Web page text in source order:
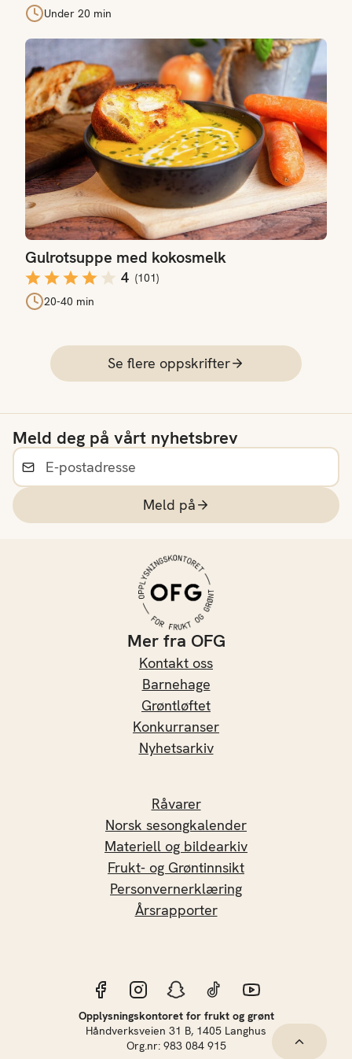
Under 20 min
Gulrotsuppe med kokosmelk
4 (101)
20-40 min
Gulrotsuppe med kokosmelk
Se flere oppskrifter
Meld deg på vårt nyhetsbrev
Meld på
Mer fra OFG
Kontakt oss
Barnehage
Grøntløftet
Konkurranser
Nyhetsarkiv
Råvarer
Norsk sesongkalender
Materiell og bildearkiv
Frukt- og Grøntinnsikt
Personvernerklæring
Årsrapporter
Opplysningskontoret for frukt og grønt
Håndverksveien 31 B, 1405 Langhus
Org.nr: 983 084 915
Hopp til